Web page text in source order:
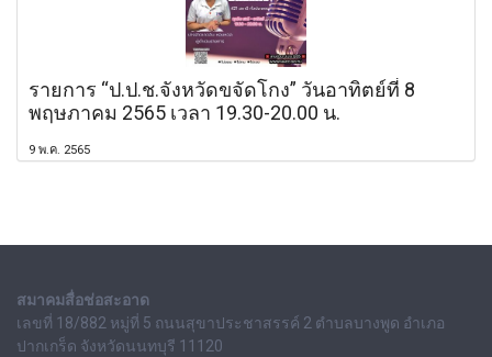
รายการ “ป.ป.ช.จังหวัดขจัดโกง” วันอาทิตย์ที่ 8
พฤษภาคม 2565 เวลา 19.30-20.00 น.
9 พ.ค. 2565
สมาคมสื่อช่อสะอาด
เลขที่ 18/882 หมู่ที่ 5 ถนนสุขาประชาสรรค์ 2 ตำบลบางพูด อำเภอ
ปากเกร็ด จังหวัดนนทบุรี 11120